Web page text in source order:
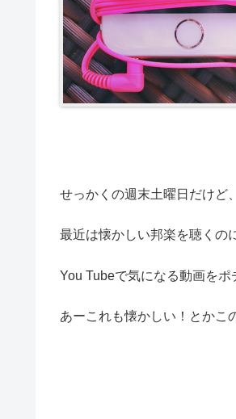
せっかくの週末土曜日だけど
最近は懐かしい邦楽を聴くの
You Tubeで気になる動画を
あーこれも懐かしい！とかこ